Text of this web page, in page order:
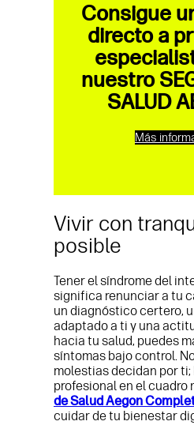
Consigue
directo a
nuestro
SALUD
Más
Vivir con
posible
Tener el síndrome del
significa renunciar a tu
un diagnóstico certero,
adaptado a ti y una
hacia tu salud, puedes
síntomas bajo control.
molestias decidan por
profesional en el cuadro
de Salud Aegon
cuidar de tu bienestar